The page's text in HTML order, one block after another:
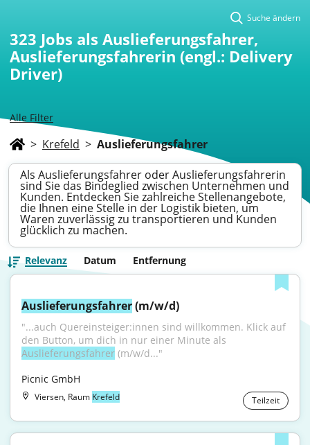
Alle Filter
Suche ändern
323 Jobs als Auslieferungsfahrer,
Auslieferungsfahrerin (engl.: Delivery
Driver)
> Krefeld > Auslieferungsfahrer
Als Auslieferungsfahrer oder Auslieferungsfahrerin
sind Sie das Bindeglied zwischen Unternehmen und
Kunden. Entdecken Sie zahlreiche Stellenangebote,
die Ihnen eine Stelle in der Logistik bieten, um
Waren zuverlässig zu transportieren und Kunden
glücklich zu machen.
Relevanz Datum Entfernung
Auslieferungsfahrer (m/w/d)
"...auch Quereinsteiger:innen sind willkommen. Klick auf
Auslieferungsfahrer (m/w/d..."
Picnic GmbH
Viersen, Raum Krefeld Teilzeit